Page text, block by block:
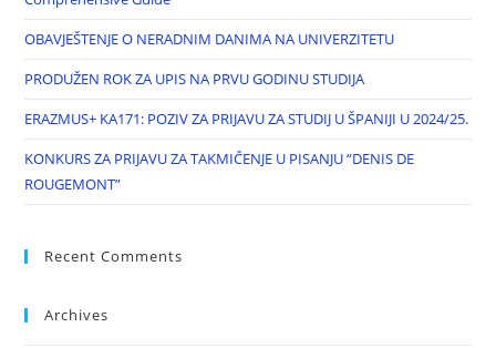
OBAVJEŠTENJE O NERADNIM DANIMA NA UNIVERZITETU
PRODUŽEN ROK ZA UPIS NA PRVU GODINU STUDIJA
ERAZMUS+ KA171: POZIV ZA PRIJAVU ZA STUDIJ U ŠPANIJI U 2024/25.
KONKURS ZA PRIJAVU ZA TAKMIČENJE U PISANJU “DENIS DE
ROUGEMONT”
Recent Comments
Archives